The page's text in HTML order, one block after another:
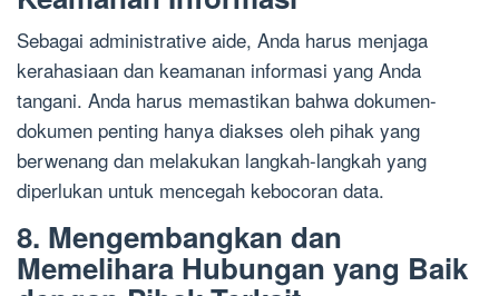
Sebagai administrative aide, Anda harus menjaga
kerahasiaan dan keamanan informasi yang Anda
tangani. Anda harus memastikan bahwa dokumen-
dokumen penting hanya diakses oleh pihak yang
berwenang dan melakukan langkah-langkah yang
diperlukan untuk mencegah kebocoran data.
8. Mengembangkan dan
Memelihara Hubungan yang Baik